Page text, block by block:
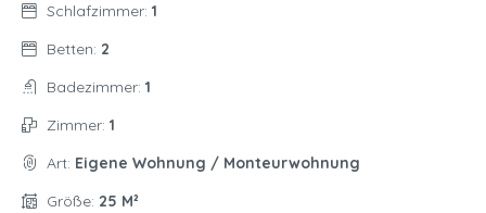
Schlafzimmer: 1
Betten: 2
Badezimmer: 1
Zimmer: 1
Art: Eigene Wohnung / Monteurwohnung
Größe: 25 M²